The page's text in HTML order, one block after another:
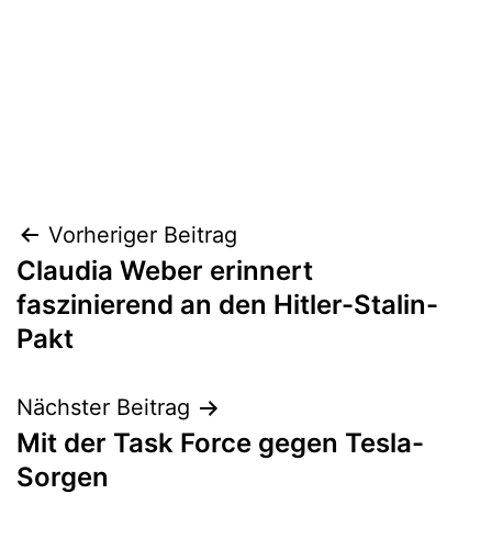
Beitragsnavigation
Vorheriger Beitrag
Claudia Weber erinnert
faszinierend an den Hitler-Stalin-
Pakt
Nächster Beitrag
Mit der Task Force gegen Tesla-
Sorgen